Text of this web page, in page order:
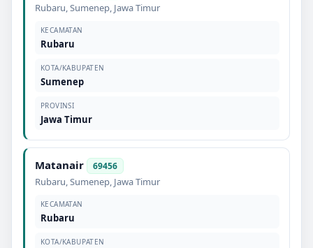
Rubaru,Sumenep, Jawa Timur
KECAMATAN
Rubaru
KOTA/KABUPATEN
Sumenep
PROVINSI
Jawa Timur
Matanair 69456
Rubaru,Sumenep, Jawa Timur
KECAMATAN
Rubaru
KOTA/KABUPATEN